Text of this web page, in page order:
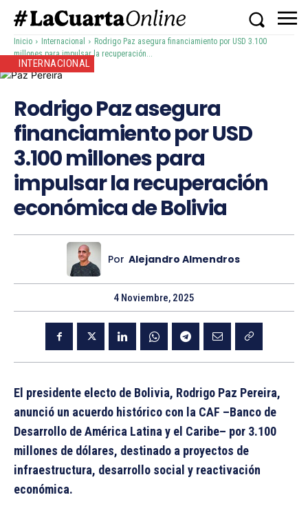
Inicio Internacional
Rodrigo Paz asegura financiamiento por USD 3.100
millones para impulsar la recuperación...
INTERNACIONAL
Rodrigo Paz asegura
financiamiento por USD
3.100 millones para
impulsar la recuperación
económica de Bolivia
Por Alejandro Almendros
4 Noviembre, 2025
El presidente electo de Bolivia, Rodrigo Paz Pereira,
anunció un acuerdo histórico con la CAF –Banco de
Desarrollo de América Latina y el Caribe– por 3.100
millones de dólares, destinado a proyectos de
infraestructura, desarrollo social y reactivación
económica.